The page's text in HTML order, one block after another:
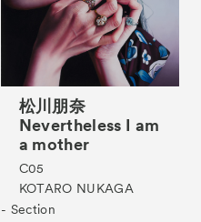
松川朋奈
Nevertheless I am
a mother
C05
KOTARO NUKAGA
- Section